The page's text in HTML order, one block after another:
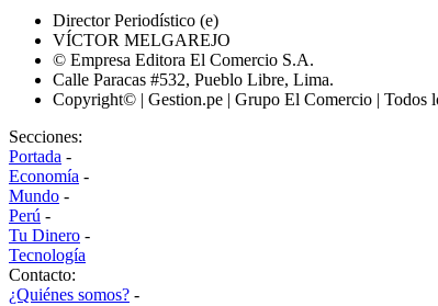
Director Periodístico (e)
VÍCTOR MELGAREJO
© Empresa Editora El Comercio S.A.
Calle Paracas #532, Pueblo Libre, Lima.
Copyright© | Gestion.pe | Grupo El Comercio | Todos
Secciones:
Portada -
Economía -
Mundo -
Perú -
Tu Dinero -
Tecnología
Contacto:
¿Quiénes somos? -